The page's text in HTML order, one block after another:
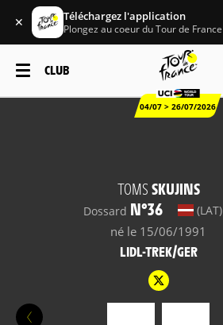
✕ Téléchargez l'application
Plongez au coeur du Tour de France
CLUB
04/07 > 26/07/2026
TOMS SKUJINS
Dossard N°36 (LAT)
né le 15/06/1991
LIDL-TREK/GER